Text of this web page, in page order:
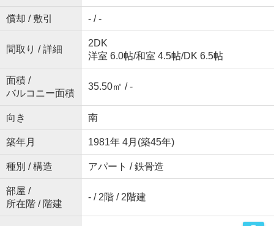
償却 / 敷引 - / -
間取り / 詳細
2DK
洋室 6.0帖/和室 4.5帖/DK 6.5帖
面積 /
バルコニー面積
35.50㎡ / -
向き 南
築年月 1981年 4月(築45年)
種別 / 構造 アパート / 鉄骨造
部屋 /
所在階 / 階建
- / 2階 / 2階建